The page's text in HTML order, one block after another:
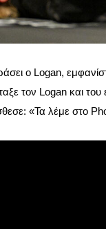
ο Logan,
τον Logan και
«Τα λέμε στο